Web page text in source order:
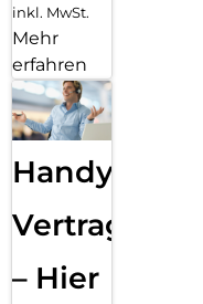
inkl. MwSt.
Mehr
erfahren
Handy
– Hier